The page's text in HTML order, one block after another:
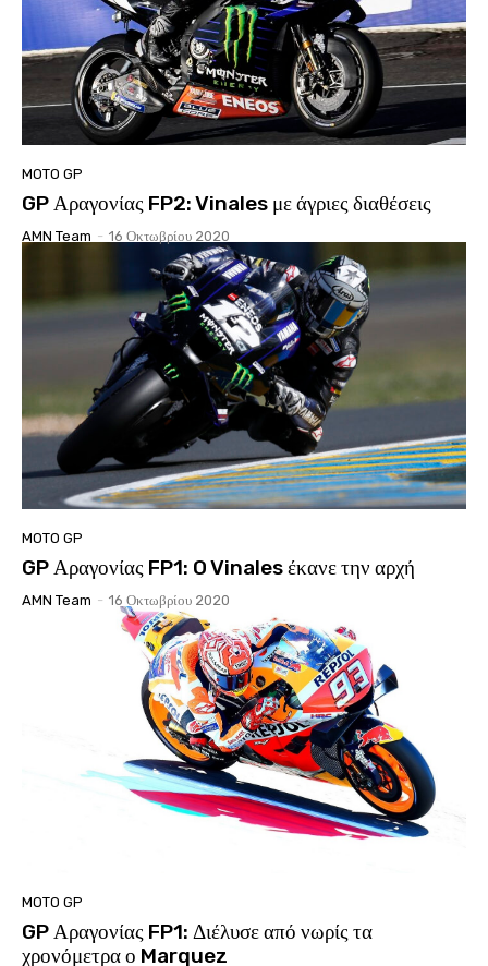
MOTO GP
GP Αραγονίας FP2: Vinales με άγριες διαθέσεις
AMN Team - 16 Οκτωβρίου 2020
MOTO GP
GP Αραγονίας FP1: O Vinales έκανε την αρχή
AMN Team - 16 Οκτωβρίου 2020
MOTO GP
GP Αραγονίας FP1: Διέλυσε από νωρίς τα
χρονόμετρα ο Marquez